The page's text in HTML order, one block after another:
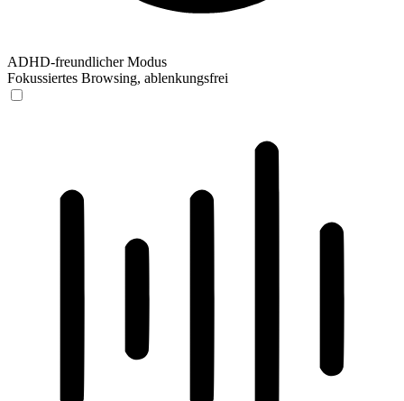
ADHD-freundlicher Modus
Fokussiertes Browsing, ablenkungsfrei